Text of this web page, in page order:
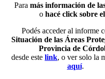
Para más información de
o hacé click sobre
Podés acceder al informe
Situación de las Áreas
Provincia de
desde este link, o ver solo la
aquí.